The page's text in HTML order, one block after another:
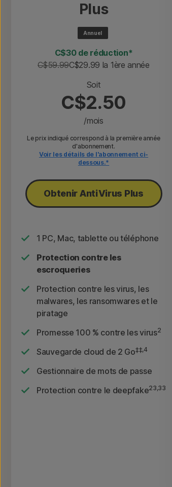
Plus
Annuel
C$30 de réduction*
C$59.99C$29.99 la 1ère année
Soit
C$2.50
/mois
Le prix indiqué correspond à la première année
d'abonnement.
Voir les détails de l'abonnement ci-
dessous.*
Obtenir AntiVirus Plus
1 PC, Mac, tablette ou téléphone
Protection contre les
escroqueries
Protection contre les virus, les
malwares, les ransomwares et le
piratage
Promesse 100 % contre les virus2
Sauvegarde cloud de 2 Go‡‡,4
Gestionnaire de mots de passe
Protection contre le deepfake23,33